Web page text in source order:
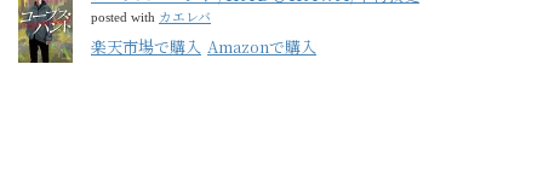
posted with カエレバ
楽天市場で購入 Amazonで購入